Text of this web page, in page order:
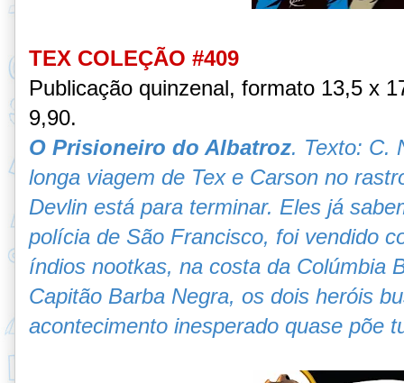
TEX COLEÇÃO #409
Publicação quinzenal, formato 13,5 x
9,90.
O Prisioneiro do Albatroz. Texto: C.
longa viagem de Tex e Carson no
Devlin está para terminar. Eles já
polícia de São Francisco, foi vendido
índios nootkas, na costa da Colúmbia
Capitão Barba Negra, os dois heróis
acontecimento inesperado quase põe